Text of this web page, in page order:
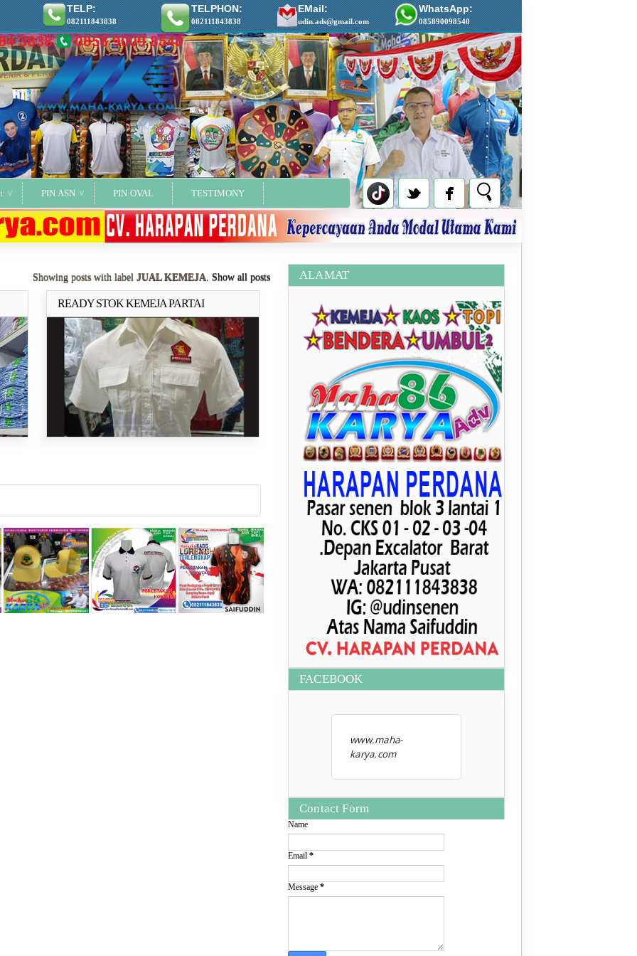
PIN ASN PIN OVAL TESTIMONY
TELP:
082111843838
TELPHON:
082111843838
EMail:
udin.ads@gmail.com
WhatsApp:
085890098540
Showing posts with label JUAL KEMEJA. Show all posts
READY STOK KEMEJA PARTAISelengkapnya..
ALAMAT
FACEBOOK
www.maha-
karya.com
Contact Form
Name
Email *
Message *